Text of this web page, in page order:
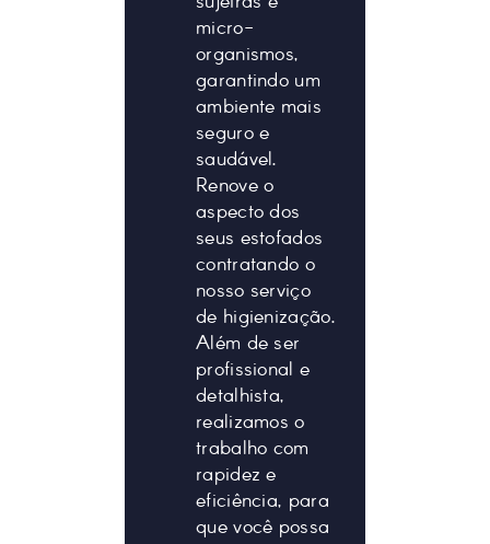
micro-
organismos,
garantindo um
ambiente mais
seguro e
saudável.
Renove o
aspecto dos
seus estofados
contratando o
nosso serviço
de higienização.
Além de ser
profissional e
detalhista,
realizamos o
trabalho com
rapidez e
eficiência, para
que você possa